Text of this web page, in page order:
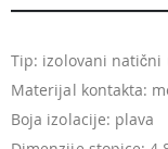
Tip: izolovani natični
Materijal kontakta:
Boja izolacije: plava